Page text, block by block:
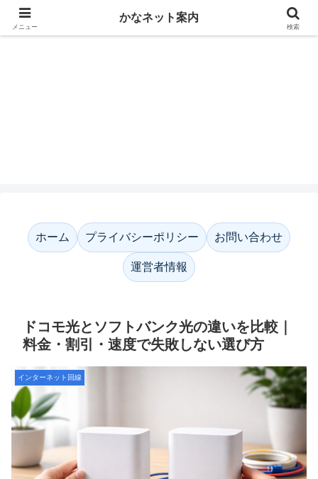
ホーム プライバシーポリシー お問い合わせ
運営者情報
ドコモ光とソフトバンク光の違いを比較｜
料金・割引・速度で失敗しない選び方
インターネット回線
メニュー
かなネット案内
検索